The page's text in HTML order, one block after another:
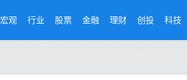
宏观 行业 股票 金融 理财 创投 科技